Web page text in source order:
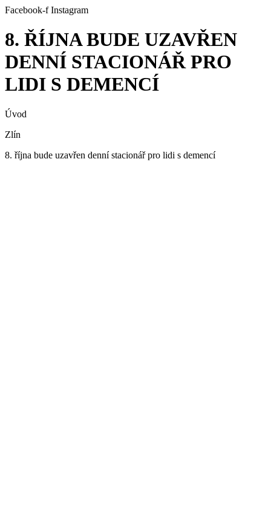
Facebook-f Instagram
8. ŘÍJNA BUDE UZAVŘEN
DENNÍ STACIONÁŘ PRO
LIDI S DEMENCÍ
Úvod
Zlín
8. října bude uzavřen denní stacionář pro lidi s demencí